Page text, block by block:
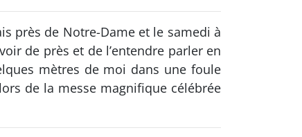
près de Notre-Dame et le samedi à
de près et de l’entendre parler en
mètres de moi dans une foule
de la messe magnifique célébrée